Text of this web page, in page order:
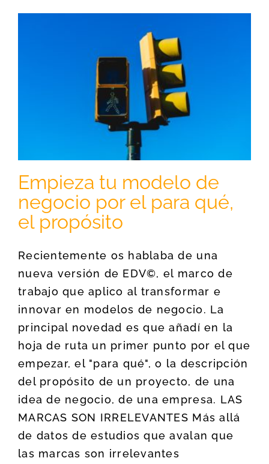
Empieza tu modelo de
negocio por el para qué,
el propósito
Recientemente os hablaba de una
nueva versión de EDV©, el marco de
trabajo que aplico al transformar e
innovar en modelos de negocio. La
principal novedad es que añadí en la
hoja de ruta un primer punto por el que
empezar, el "para qué", o la descripción
del propósito de un proyecto, de una
idea de negocio, de una empresa. LAS
MARCAS SON IRRELEVANTES Más allá
de datos de estudios que avalan que
las marcas son irrelevantes